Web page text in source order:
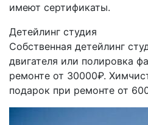
имеют сертификаты.
Детейлинг студия
Собственная детейлинг
двигателя или полировка
ремонте от 30000₽.
подарок при ремонте от